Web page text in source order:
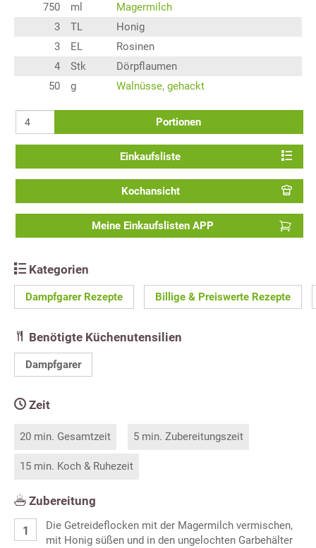
750
ml
Magermilch
3
TL
Honig
3
EL
Rosinen
4
Stk
Dörpflaumen
50
g Walnüsse, gehackt
Portionen
Einkaufsliste
Kochansicht
Meine Einkaufslisten APP
Kategorien
Dampfgarer Rezepte Billige & Preiswerte Rezepte
Benötigte Küchenutensilien
Dampfgarer
Zeit
20 min. Gesamtzeit 5 min. Zubereitungszeit
15 min. Koch & Ruhezeit
Zubereitung
Die Getreideflocken mit der Magermilch vermischen,
mit Honig süßen und in den ungelochten Garbehälter